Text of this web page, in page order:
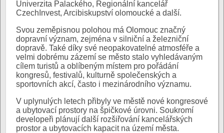
Univerzita Palackého, Regionální kancelář
CzechInvest, Arcibiskupství olomoucké a další.
Svou zeměpisnou polohou má Olomouc značný
dopravní význam, zejména v silniční a železniční
dopravě. Také díky své neopakovatelné atmosféře a
velmi dobrému zázemí se město stalo vyhledávaným
cílem turistů a oblíbeným místem pro pořádání
kongresů, festivalů, kulturně společenských a
sportovních akcí, často i mezinárodního významu.
V uplynulých letech přibyly ve městě nové kongresové
a ubytovací prostory na špičkové úrovni. Soukromí
developeři plánují další rozšiřování kancelářských
prostor a ubytovacích kapacit na území města.